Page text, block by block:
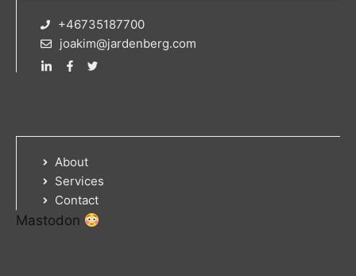
+46735187700
joakim@jardenberg.com
About
Services
Contact
Mastodon